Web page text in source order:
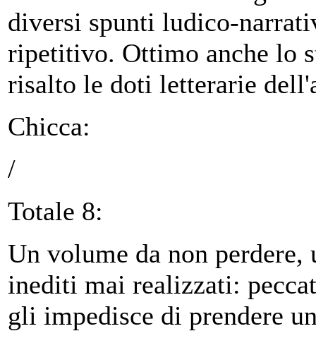
diversi spunti ludico-
ripetitivo. Ottimo anche lo
risalto le doti letterarie
Chicca:
/
Totale 8:
Un volume da non
inediti mai realizzati:
gli impedisce di prendere